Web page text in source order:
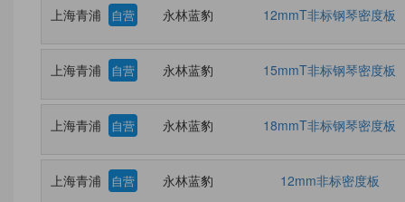
上海青浦 自营 永林蓝豹 12mmT非标钢琴密度板
上海青浦 自营 永林蓝豹 15mmT非标钢琴密度板
上海青浦 自营 永林蓝豹 18mmT非标钢琴密度板
上海青浦 自营 永林蓝豹 12mm非标密度板